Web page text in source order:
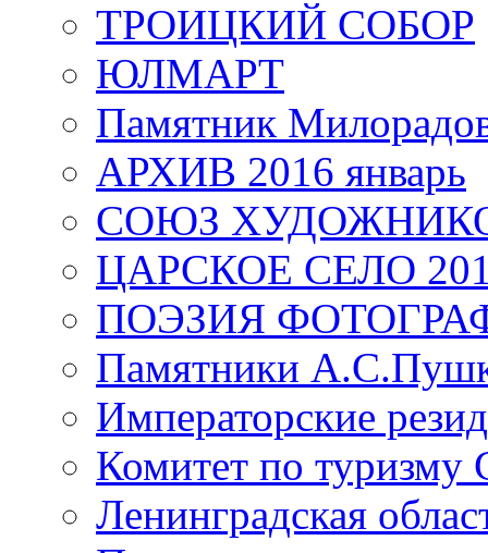
ТРОИЦКИЙ СОБОР
ЮЛМАРТ
Памятник
АРХИВ 2016 январь
СОЮЗ
ЦАРСКОЕ СЕЛО
ПОЭЗИЯ
Памятники
Императорские
Комитет по туризму
Ленинградская